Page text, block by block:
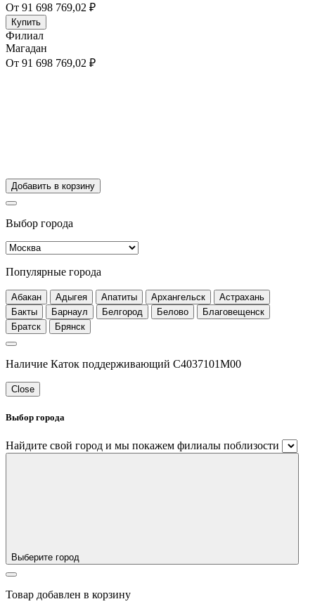
От 91 698 769,02 ₽
Купить
Филиал
Магадан
От 91 698 769,02 ₽
Добавить в корзину
Выбор города
Популярные города
Абакан Адыгея Апатиты Архангельск
Астрахань
Бакты
Барнаул Белгород Белово
Благовещенск
Братск
Брянск
Наличие Каток поддерживающий C4037101M00
Close
Выбор города
Найдите свой город и мы покажем филиалы поблизости
Выберите город
Товар добавлен в корзину